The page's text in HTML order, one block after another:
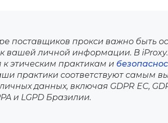
поставщиков прокси важно быть
к вашей личной информации. В
этическим практикам и
практики соответствуют самым
данных, включая GDPR ЕС,
и LGPD Бразилии.